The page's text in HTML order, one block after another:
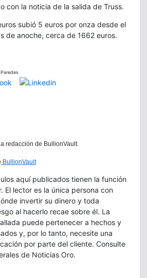
con la noticia de la salida de Truss.
subió 5 euros por onza desde el
de anoche, cerca de 1662 euros.
redacción de BullionVault.
BullionVault
aquí publicados tienen la función
El lector es la única persona con
invertir su dinero y toda
al hacerlo recae sobre él. La
puede pertenecer a hechos y
y, por lo tanto, necesite una
por parte del cliente. Consulte
de Noticias Oro.